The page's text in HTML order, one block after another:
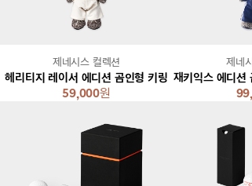
헤리티지 레이서 에디션 곰인형 키링
59,000원
제네시스 컬렉션 제네